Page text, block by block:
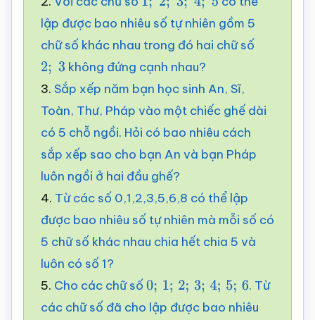
1;2 3; 4;5
lập được bao nhiêu số tự nhiên gồm 5
chữ số khác nhau trong đó hai chữ số
2; 3
không đứng cạnh nhau?
3. Sắp xếp năm bạn học sinh An, Sĩ,
Toàn, Thư, Pháp vào một chiếc ghế dài
có 5 chỗ ngồi. Hỏi có bao nhiêu cách
sắp xếp sao cho bạn An và bạn Pháp
luôn ngồi ở hai đầu ghế?
4. Từ các số 0,1,2,3,5,6,8 có thể lập
được bao nhiêu số tự nhiên mà mỗi số có
5 chữ số khác nhau chia hết chia 5 và
luôn có số 1?
5. Cho các chữ số 0; ;2 3;4;5 6
. Từ
các chữ số đã cho lập được bao nhiêu